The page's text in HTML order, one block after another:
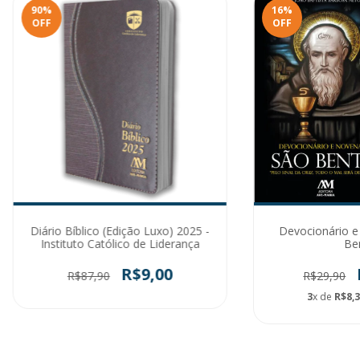
90%
OFF
Diário Bíblico (Edição Luxo) 2025 -
Instituto Católico de Liderança
R$87,90 R$9,00
16%
OFF
Devocionário
R$29,90
3x de